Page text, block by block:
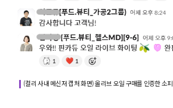
(컬리 사내 메신저 캡처 화면) 올리브 오일 구매를 인증한 소피